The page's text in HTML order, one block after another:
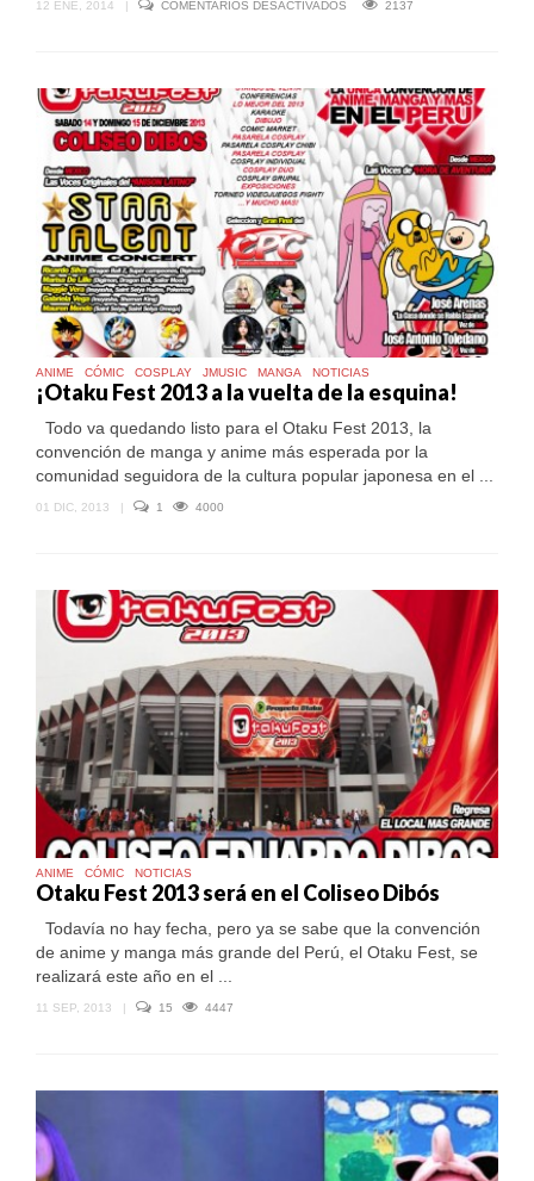
12 ENE, 2014 | COMENTARIOS DESACTIVADOS
WADA
PARA
EL
OTAKU
FEST
2014
2137
ANIME CÓMIC COSPLAY JMUSIC MANGA NOTICIAS
¡Otaku Fest 2013 a la vuelta de la esquina!
Todo va quedando listo para el Otaku Fest 2013, la
convención de manga y anime más esperada por la
comunidad seguidora de la cultura popular japonesa en el ...
01 DIC, 2013 | 1 4000
ANIME CÓMIC NOTICIAS
Otaku Fest 2013 será en el Coliseo Dibós
Todavía no hay fecha, pero ya se sabe que la convención
de anime y manga más grande del Perú, el Otaku Fest, se
realizará este año en el ...
11 SEP, 2013 15 4447